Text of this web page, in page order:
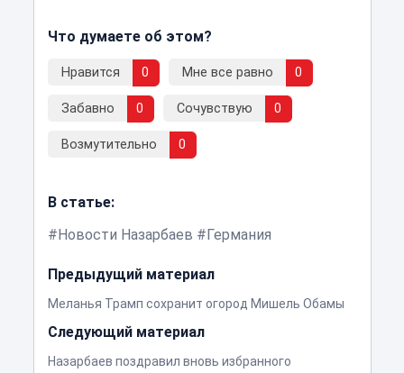
Что думаете об этом?
Нравится 0 Мне все равно 0
Забавно 0 Сочувствую 0
Возмутительно 0
В статье:
Новости Назарбаев
Германия
Предыдущий материал
Меланья Трамп сохранит огород Мишель Обамы
Следующий материал
Назарбаев поздравил вновь избранного